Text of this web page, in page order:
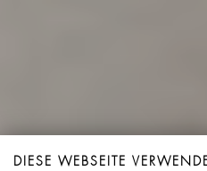
DIESE WEBSEITE